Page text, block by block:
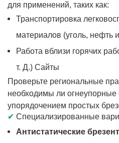
для применений, таких как:
Транспортировка
материалов (уголь, нефть
Работа вблизи горячих
т. Д.) Сайты
Проверьте региональные
необходимы ли
упорядочением простых
✔ Специализированные
Антистатические